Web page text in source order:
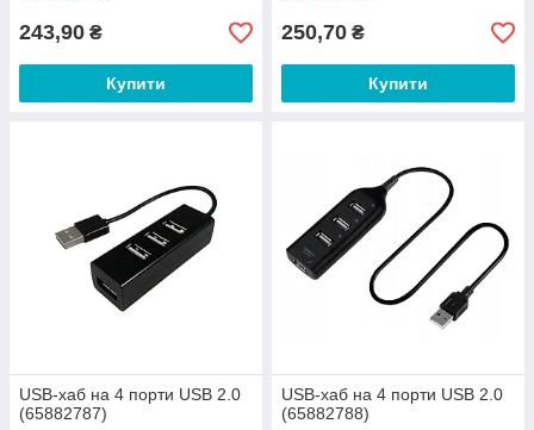
243,90 ₴
Купити
250,70 ₴
Купити
USB-хаб на 4 порти USB 2.0
(65882787)
USB-хаб на 4 порти USB 2.0
(65882788)